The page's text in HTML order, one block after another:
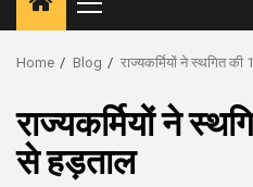
Primary
Menu
Home Blog राज्यकर्मियों ने स्थगित
राज्यकर्मियों ने
से हड़ताल